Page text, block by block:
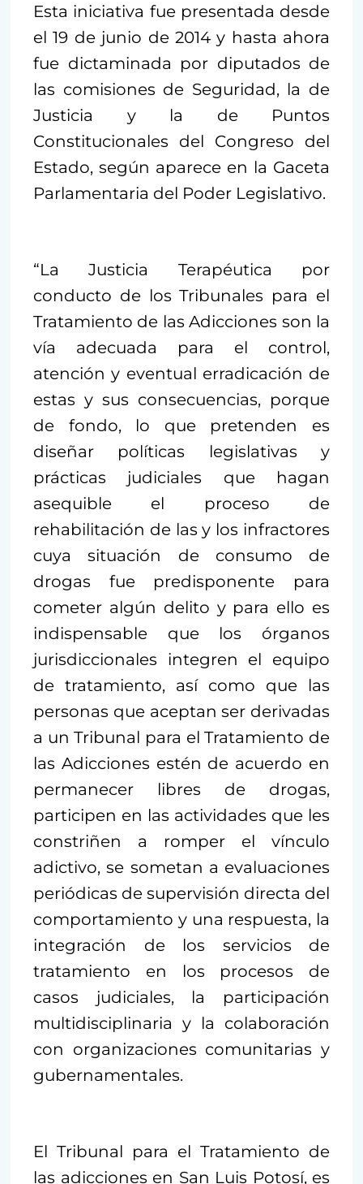
Esta iniciativa fue presentada desde
el 19 de junio de 2014 y hasta ahora
fue dictaminada por diputados de
las comisiones de Seguridad, la de
Justicia y la de Puntos
Constitucionales del Congreso del
Estado, según aparece en la Gaceta
Parlamentaria del Poder Legislativo.
“La Justicia Terapéutica por
conducto de los Tribunales para el
Tratamiento de las Adicciones son la
vía adecuada para el control,
atención y eventual erradicación de
estas y sus consecuencias, porque
de fondo, lo que pretenden es
diseñar políticas legislativas y
prácticas judiciales que hagan
asequible el proceso de
rehabilitación de las y los infractores
cuya situación de consumo de
drogas fue predisponente para
cometer algún delito y para ello es
indispensable que los órganos
jurisdiccionales integren el equipo
de tratamiento, así como que las
personas que aceptan ser derivadas
a un Tribunal para el Tratamiento de
las Adicciones estén de acuerdo en
permanecer libres de drogas,
participen en las actividades que les
constriñen a romper el vínculo
adictivo, se sometan a evaluaciones
periódicas de supervisión directa del
comportamiento y una respuesta, la
integración de los servicios de
tratamiento en los procesos de
casos judiciales, la participación
multidisciplinaria y la colaboración
con organizaciones comunitarias y
gubernamentales.
El Tribunal para el Tratamiento de
las adicciones en San Luis Potosí, es